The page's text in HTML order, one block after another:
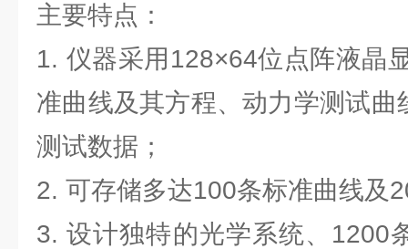
主要特点：
1. 仪器采用128×64位点阵液晶
准曲线及其方程、动力学测试
测试数据；
2. 可存储多达100条标准曲线及
3. 设计独特的光学系统、1200